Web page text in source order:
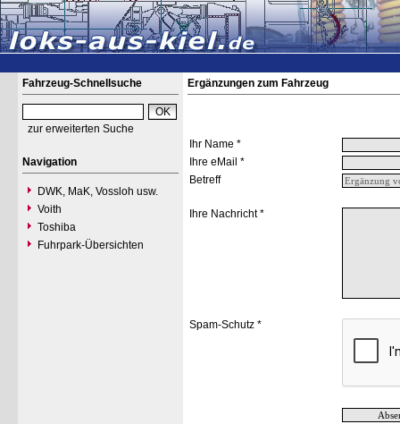
Fahrzeug-Schnellsuche
zur erweiterten Suche
Navigation
DWK, MaK, Vossloh usw.
Voith
Toshiba
Fuhrpark-Übersichten
Ergänzungen zum Fahrzeug
Ihr Name *
Ihre eMail *
Betreff
Ihre Nachricht *
Spam-Schutz *